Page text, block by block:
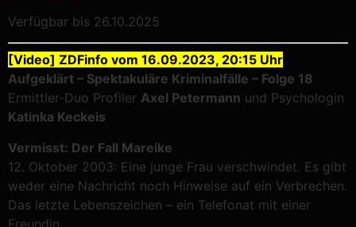
Verfügbar bis 26.10.2025
[Video] ZDFinfo vom 16.09.2023, 20:15 Uhr
Aufgeklärt – Spektakuläre Kriminalfälle – Folge 18
Ermittler-Duo Profiler Axel Petermann und Psychologin
Katinka Keckeis
Vermisst: Der Fall Mareike
12. Oktober 2003: Eine junge Frau verschwindet. Es gibt
weder eine Nachricht noch Hinweise auf ein Verbrechen.
Das letzte Lebenszeichen – ein Telefonat mit einer
Freundin.